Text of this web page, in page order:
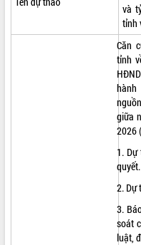
và
tỉnh
Căn
tỉnh
giữa
2026
1.
quyết.
2. Dự
3.
soát
luật,